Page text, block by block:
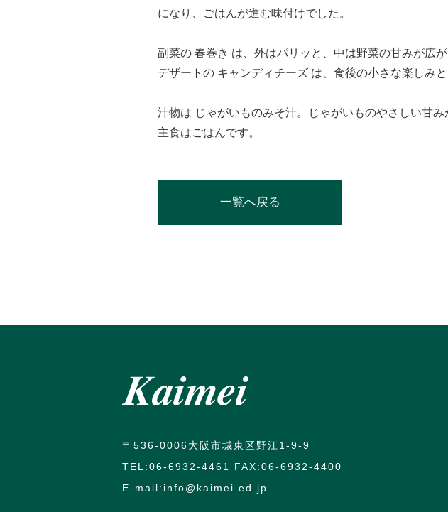
になり、ごはんが進む味付けでした。
副菜の 春巻き は、外はパリッと、中は野菜の甘みが広が
デザートの キャンディチーズ は、食後の小さな楽しみと
汁物は じゃがいものみそ汁。じゃがいものやさしい甘
主食はごはんです。
一覧へ戻る
〒536-0006大阪市城東区野江1-9-9
TEL:06-6932-4461 FAX:06-6932-4400
E-mail:info@kaimei.ed.jp